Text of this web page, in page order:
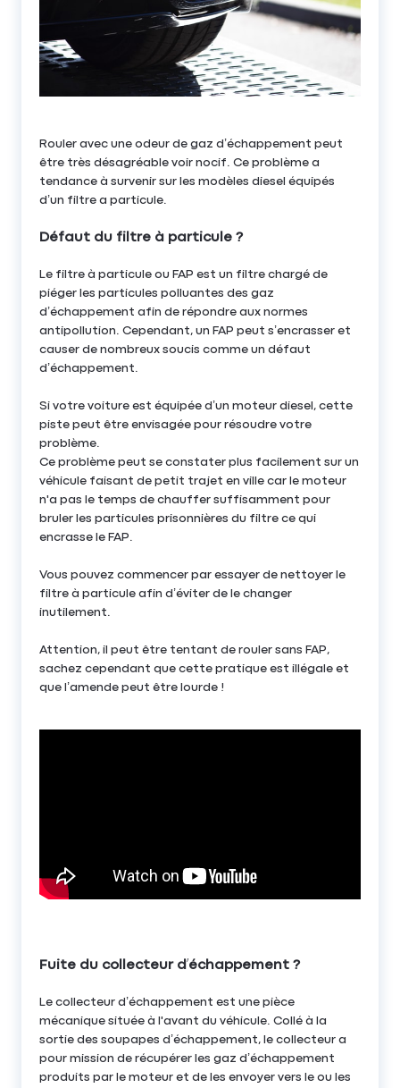
Rouler avec une odeur de gaz d’échappement peut
être très désagréable voir nocif. Ce problème a
tendance à survenir sur les modèles diesel équipés
d’un filtre a particule.
Défaut du filtre à particule ?
Le filtre à particule ou FAP est un filtre chargé de
piéger les particules polluantes des gaz
d’échappement afin de répondre aux normes
antipollution. Cependant, un FAP peut s’encrasser et
causer de nombreux soucis comme un défaut
d’échappement.
Si votre voiture est équipée d’un moteur diesel, cette
piste peut être envisagée pour résoudre votre
problème.
Ce problème peut se constater plus facilement sur un
véhicule faisant de petit trajet en ville car le moteur
n'a pas le temps de chauffer suffisamment pour
bruler les particules prisonnières du filtre ce qui
encrasse le FAP.
Vous pouvez commencer par essayer de nettoyer le
filtre à particule afin d’éviter de le changer
inutilement.
Attention, il peut être tentant de rouler sans FAP,
sachez cependant que cette pratique est illégale et
que l’amende peut être lourde !
Fuite du collecteur d’échappement ?
Le collecteur d’échappement est une pièce
mécanique située à l'avant du véhicule. Collé à la
sortie des soupapes d’échappement, le collecteur a
pour mission de récupérer les gaz d’échappement
produits par le moteur et de les envoyer vers le ou les